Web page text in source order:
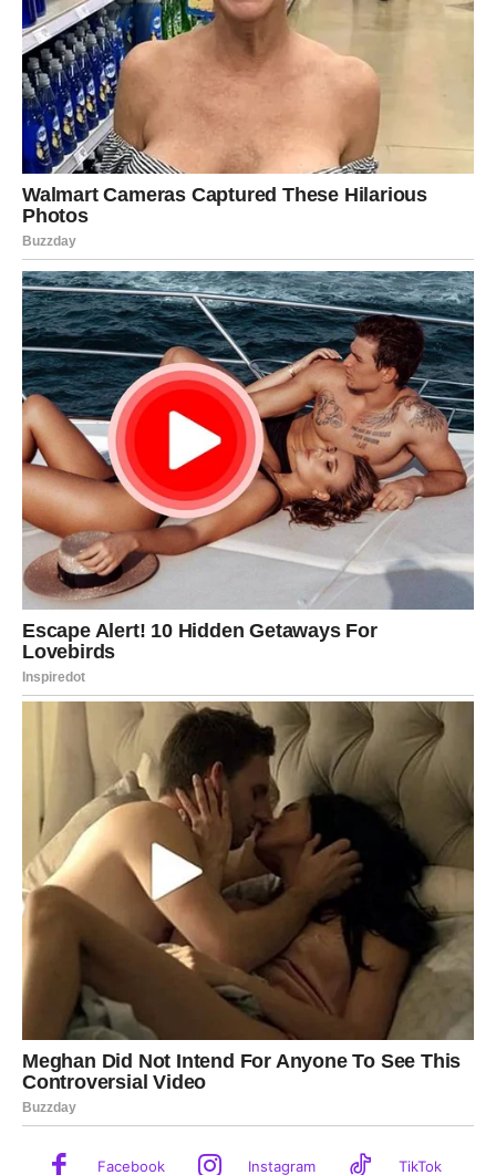
Facebook Instagram TikTok